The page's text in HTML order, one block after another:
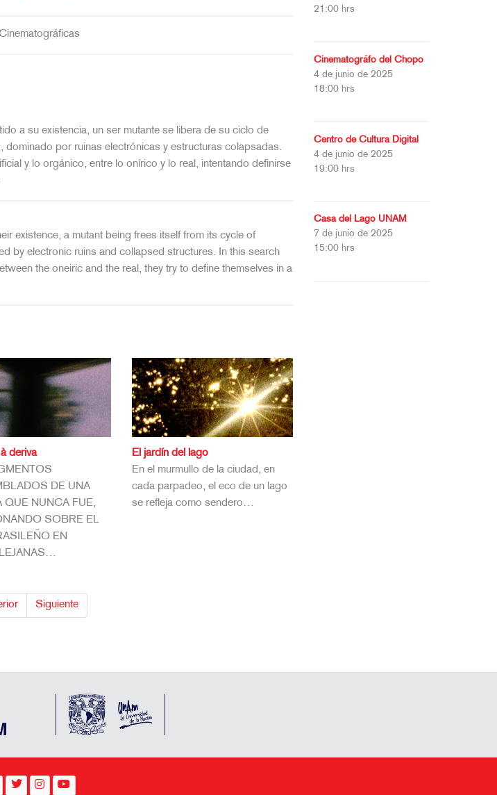
a su existencia, un ser mutante se libera de su ciclo de
dominado por ruinas electrónicas y estructuras colapsadas.
y lo orgánico, entre lo onírico y lo real, intentando definirse
existence, a mutant being frees itself from its cycle of
by electronic ruins and collapsed structures. In this search
the oneiric and the real, they try to define themselves in a
deriva
DE UNA
QUE NUNCA FUE,
SOBRE EL
EN
El jardín del lago
En el murmullo de la ciudad, en
cada parpadeo, el eco de un lago
se refleja como sendero…
Siguiente
21:00 hrs
Cinematográfo del Chopo
4 de junio de 2025
18:00 hrs
Centro de Cultura Digital
4 de junio de 2025
19:00 hrs
Casa del Lago UNAM
7 de junio de 2025
15:00 hrs